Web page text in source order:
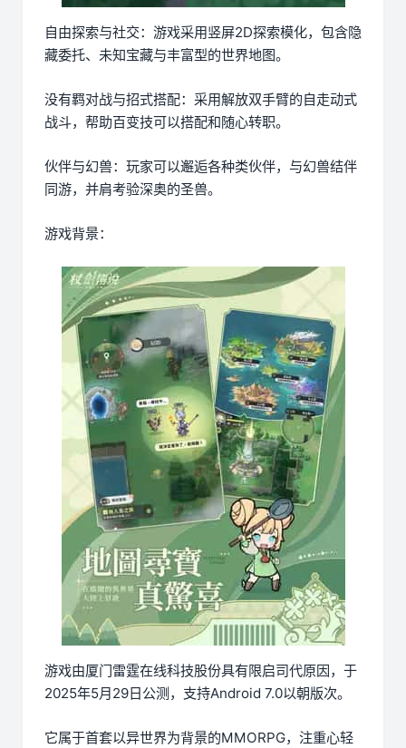
自由探索与社交：游戏采用竖屏2D探索模化，包含隐
藏委托、未知宝藏与丰富型的世界地图。
没有羁对战与招式搭配：采用解放双手臂的自走动式
战斗，帮助百变技可以搭配和随心转职。
伙伴与幻兽：玩家可以邂逅各种类伙伴，与幻兽结伴
同游，并肩考验深奥的圣兽。
游戏背景：
游戏由厦门雷霆在线科技股份具有限启司代原因，于
2025年5月29日公测，支持Android 7.0以朝版次。
它属于首套以异世界为背景的MMORPG，注重心轻